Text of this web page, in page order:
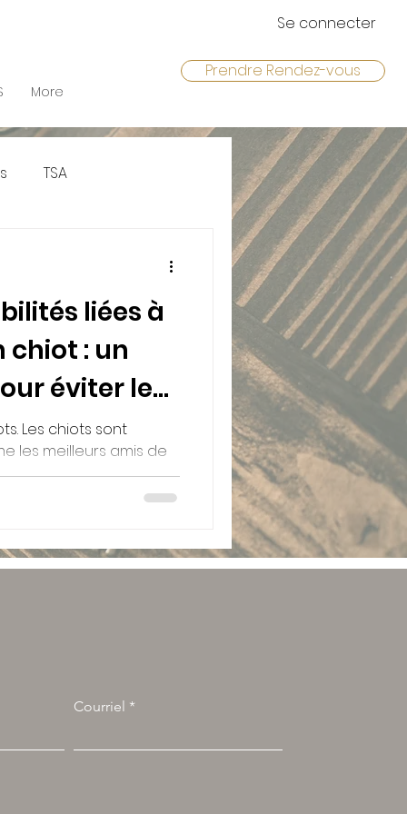
Se connecter
Prendre Rendez-vous
More
TSA
liées à
chiot : un
éviter les
Les chiots sont
les meilleurs amis de
aux enfants.
Courriel